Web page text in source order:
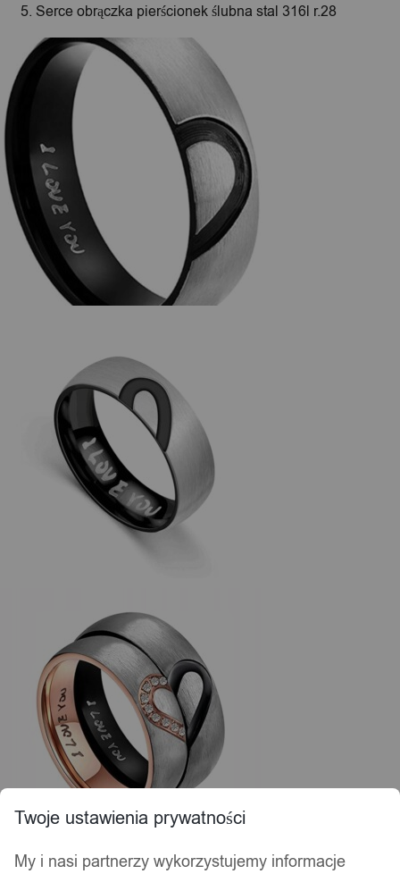
Serce obrączka pierścionek ślubna stal 316l r.28
Twoje ustawienia prywatności
My i nasi partnerzy wykorzystujemy informacje